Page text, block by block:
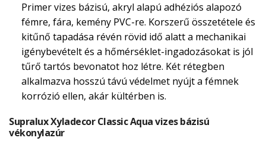
Primer vizes bázisú, akryl alapú adhéziós alapozó
fémre, fára, kemény PVC-re. Korszerű összetétele és
kitűnő tapadása révén rövid idő alatt a mechanikai
igénybevételt és a hőmérséklet-ingadozásokat is jól
tűrő tartós bevonatot hoz létre. Két rétegben
alkalmazva hosszú távú védelmet nyújt a fémnek
korrózió ellen, akár kültérben is.
Supralux Xyladecor Classic Aqua vizes bázisú
vékonylazúr